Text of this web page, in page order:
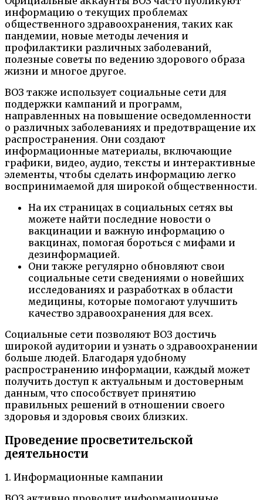
информацию о текущих проблемах
общественного здравоохранения, таких как
пандемии, новые методы лечения и
профилактики различных заболеваний,
полезные советы по ведению здорового образа
жизни и многое другое.
ВОЗ также использует социальные сети для
поддержки кампаний и программ,
направленных на повышение осведомленности
о различных заболеваниях и предотвращение их
распространения. Они создают
информационные материалы, включающие
графики, видео, аудио, тексты и интерактивные
элементы, чтобы сделать информацию легко
воспринимаемой для широкой общественности.
На их страницах в социальных сетях вы
можете найти последние новости о
вакцинации и важную информацию о
вакцинах, помогая бороться с мифами и
дезинформацией.
Они также регулярно обновляют свои
социальные сети сведениями о новейших
исследованиях и разработках в области
медицины, которые помогают улучшить
качество здравоохранения для всех.
Социальные сети позволяют ВОЗ достичь
широкой аудитории и узнать о здравоохранении
больше людей. Благодаря удобному
распространению информации, каждый может
получить доступ к актуальным и достоверным
данным, что способствует принятию
правильных решений в отношении своего
здоровья и здоровья своих близких.
Проведение просветительской
деятельности
1. Информационные кампании